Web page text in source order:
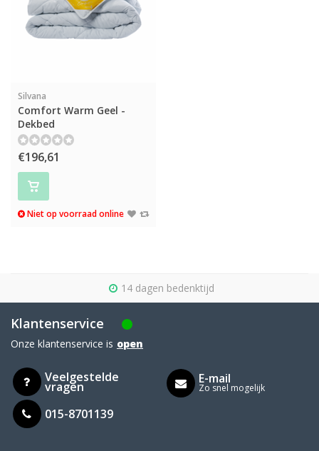
Silvana
Comfort Warm Geel -
Dekbed
€196,61
Niet op voorraad online
14 dagen bedenktijd
Klantenservice
Onze klantenservice is open
Veelgestelde
vragen
015-8701139
E-mail
Zo snel mogelijk